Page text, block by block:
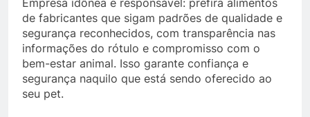
Empresa idônea e responsável: prefira alimentos
de fabricantes que sigam padrões de qualidade e
segurança reconhecidos, com transparência nas
informações do rótulo e compromisso com o
bem-estar animal. Isso garante confiança e
segurança naquilo que está sendo oferecido ao
seu pet.